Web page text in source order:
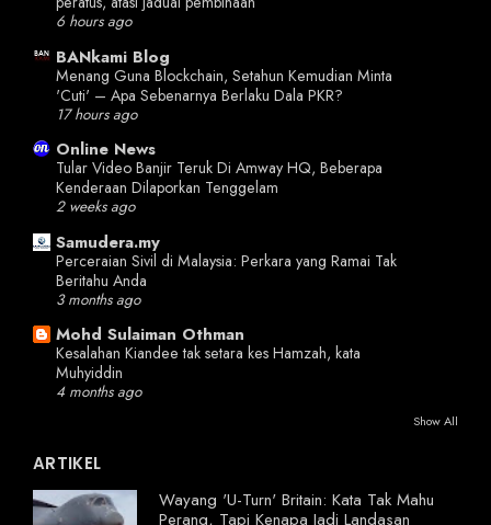
6 hours ago
BANkami Blog
Menang Guna Blockchain, Setahun Kemudian Minta
'Cuti' – Apa Sebenarnya Berlaku Dala PKR?
17 hours ago
Online News
Tular Video Banjir Teruk Di Amway HQ, Beberapa
Kenderaan Dilaporkan Tenggelam
2 weeks ago
Samudera.my
Perceraian Sivil di Malaysia: Perkara yang Ramai Tak
Beritahu Anda
3 months ago
Mohd Sulaiman Othman
Kesalahan Kiandee tak setara kes Hamzah, kata
Muhyiddin
4 months ago
Show All
ARTIKEL
Wayang 'U-Turn' Britain: Kata Tak Mahu
Perang, Tapi Kenapa Jadi Landasan